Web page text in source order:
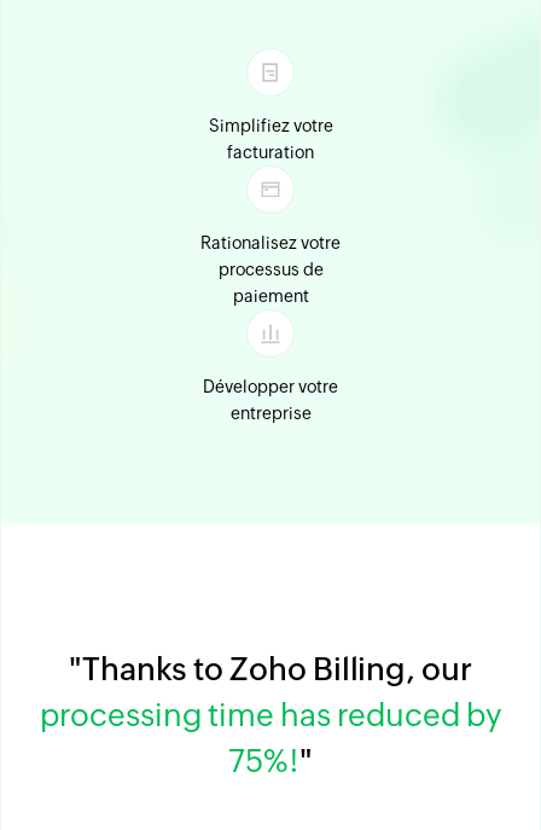
Simplifiez votre
facturation
Rationalisez votre
processus de
paiement
Développer votre
entreprise
"Thanks to Zoho Billing, our
processing time has reduced by
75%!"